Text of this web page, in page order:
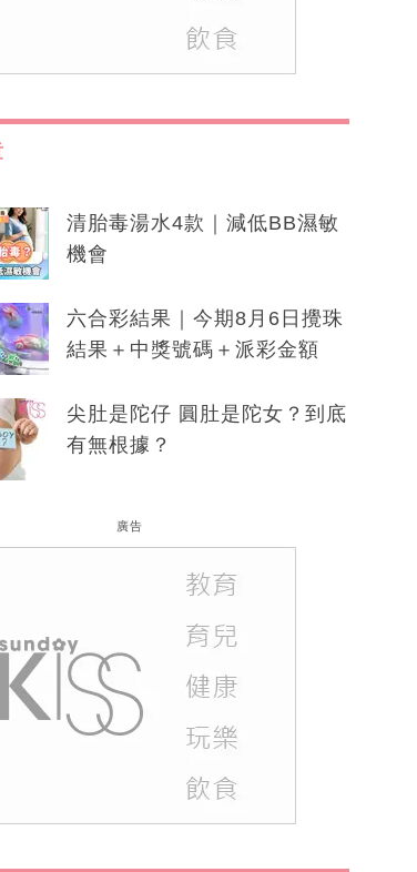
清胎毒湯水4款｜減低BB濕敏
機會
六合彩結果｜今期8月6日攪珠
結果＋中獎號碼＋派彩金額
尖肚是陀仔 圓肚是陀女？到底
有無根據？
廣告